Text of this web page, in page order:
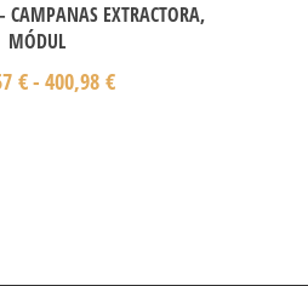
CAMPANAS EXTRACTORA,
MÓDUL
€- 400,98 €